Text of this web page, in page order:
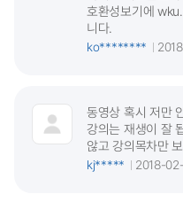
호환성보기에
니다.
ko********
동영상 혹시 저만
강의는 재생이 잘
않고 강의목차만
kj*****
2018-